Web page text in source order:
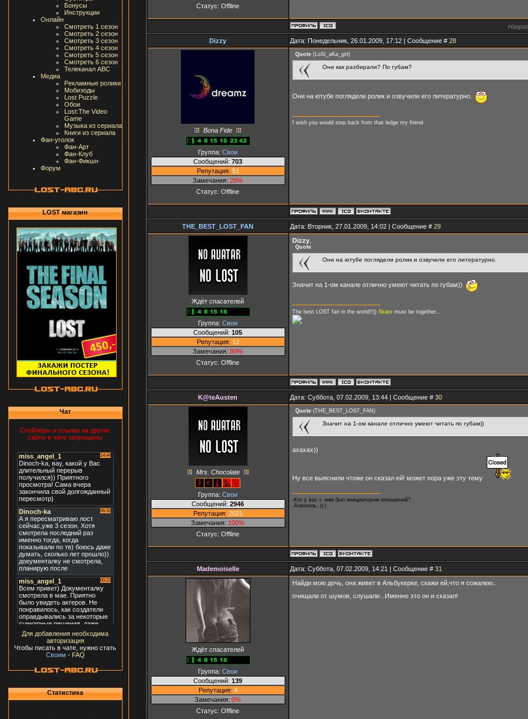
Бонусы
Инструкции
Онлайн
Смотреть 1 сезон
Смотреть 2 сезон
Смотреть 3 сезон
Смотреть 4 сезон
Смотреть 5 сезон
Смотреть 6 сезон
Телеканал ABC
Медиа
Рекламные ролики
Мобизоды
Lost Puzzle
Обои
Lost:The Video
Game
Музыка из сериала
Книги из сериала
Фан-уголок
Фан-Арт
Фан-Клуб
Фан-Фикшн
Форум
LOST магазин
Чат
Спойлеры и ссылки на другие
сайты в чате запрещены
Для добавления необходима
авторизация
Чтобы писать в чате, нужно стать
Своим - FAQ
Статистика
Статус: Offline
Dizzy Дата: Понедельник, 26.01.2009, 17:12 | Сообщение # 28
Bona Fide
Группа: Свои
Сообщений: 703
Репутация: 51
Замечания: 20%
Статус: Offline
Quote(LoSt_aKa_girl )
Они как разбирали? По губам?
Они на ютубе поглядели ролик и озвучили его литературно.
I wish you would step back from that ledge my friend
THE_BEST_LOST_FAN Дата: Вторник, 27.01.2009, 14:02 | Сообщение # 29
Ждёт спасателей
Группа: Свои
Сообщений: 105
Репутация: 12
Замечания: 80%
Статус: Offline
Dizzy,
Quote
Они на ютубе поглядели ролик и озвучили его литературно.
Значит на 1-ом канале отлично умеют читать по губам))
The best LOST fan in the world!!)) Skatemust be together...
K@teAusten Дата: Суббота, 07.02.2009, 13:44 | Сообщение # 30
Mrs. Chocolate
Группа: Свои
Сообщений: 2946
Репутация: 2021
Замечания: 100%
Статус: Offline
Quote(THE_BEST_LOST_FAN )
Значит на 1-ом канале отлично умеют читать по губам))
ахахах))
Ну все выяснили чтоже он сказал ей! может пора уже эту тему
-Кто у вас с ним был инициатором отношений?
-Алкоголь. (с)
Mademoiselle Дата: Суббота, 07.02.2009, 14:21 | Сообщение # 31
Ждёт спасателей
Группа: Свои
Сообщений: 139
Репутация: 4
Замечания: 0%
Статус: Offline
Найди мою дочь, она живет в Альбукерке, скажи ей,что я сожалею..
очищали от шумов, слушали...Именно это он и сказал!